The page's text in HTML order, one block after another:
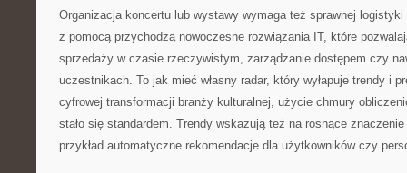
Organizacja koncertu lub wystawy wymaga też sprawnej logistyki
z pomocą przychodzą nowoczesne rozwiązania IT, które
sprzedaży w czasie rzeczywistym, zarządzanie dostępem czy
uczestnikach. To jak mieć własny radar, który wyłapuje trendy i
cyfrowej transformacji branży kulturalnej, użycie chmury
stało się standardem. Trendy wskazują też na rosnące
przykład automatyczne rekomendacje dla użytkowników czy